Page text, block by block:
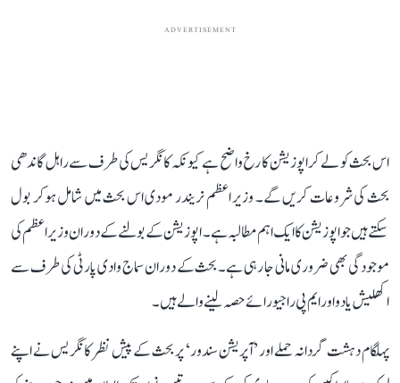
ADVERTISEMENT
اس بحث کو لے کر اپوزیشن کا رخ واضح ہے کیونکہ کانگریس کی طرف سے راہل گاندھی
بحث کی شروعات کریں گے۔ وزیر اعظم نریندر مودی اس بحث میں شامل ہوکر بول
سکتے ہیں جو اپوزیشن کا ایک اہم مطالبہ ہے۔ اپوزیشن کے بولنے کے دوران وزیر اعظم کی
موجودگی بھی ضروری مانی جا رہی ہے۔ بحث کے دوران سماج وادی پارٹی کی طرف سے
اکھلیش یادو اور ایم پی راجیو رائے حصہ لینے والے ہیں۔
پہلگام دہشت گردانہ حملے اور ’آپریشن سندور‘ پر بحث کے پیش نظر کانگریس نے اپنے